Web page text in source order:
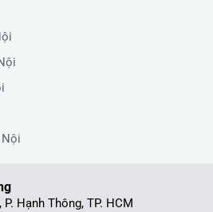
Hạnh Thông, TP. HCM